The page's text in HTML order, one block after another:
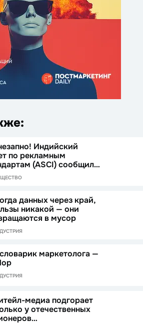
Индийский
по рекламным
(ASCI) сообщил…
данных через край,
никакой — они
в мусор
маркетолога —
медиа подгорает
у отечественных